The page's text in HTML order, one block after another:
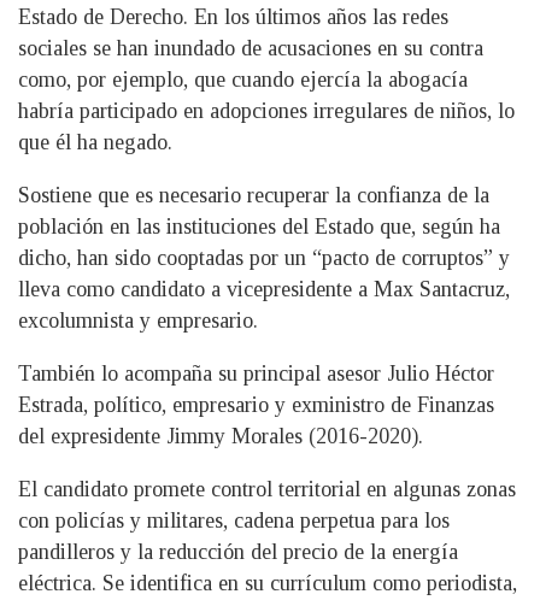
Estado de Derecho. En los últimos años las redes
sociales se han inundado de acusaciones en su contra
como, por ejemplo, que cuando ejercía la abogacía
habría participado en adopciones irregulares de niños, lo
que él ha negado.
Sostiene que es necesario recuperar la confianza de la
población en las instituciones del Estado que, según ha
dicho, han sido cooptadas por un “pacto de corruptos” y
lleva como candidato a vicepresidente a Max Santacruz,
excolumnista y empresario.
También lo acompaña su principal asesor Julio Héctor
Estrada, político, empresario y exministro de Finanzas
del expresidente Jimmy Morales (2016-2020).
El candidato promete control territorial en algunas zonas
con policías y militares, cadena perpetua para los
pandilleros y la reducción del precio de la energía
eléctrica. Se identifica en su currículum como periodista,